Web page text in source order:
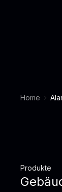
Home
Produkte